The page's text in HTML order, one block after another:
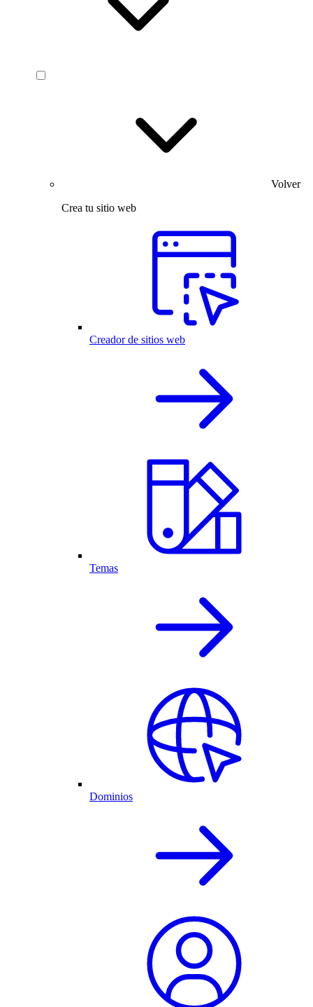
Volver
Crea tu sitio web
Creador de sitios web
Temas
Dominios